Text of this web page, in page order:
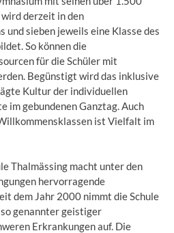
derzeit in den
und sieben jeweils eine Klasse des
So können die
für die Schüler mit
Begünstigt wird das inklusive
Kultur der individuellen
im gebundenen Ganztag. Auch
ist Vielfalt im
Thalmässing macht unter den
hervorragende
dem Jahr 2000 nimmt die Schule
genannter geistiger
Erkrankungen auf. Die